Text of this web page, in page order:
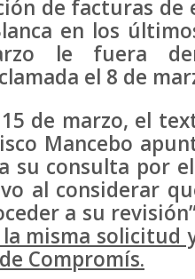
de facturas
en los
le fuera
el 8 de
de marzo, el
Mancebo
su consulta por
al considerar
a su
misma solicitud
Compromís.